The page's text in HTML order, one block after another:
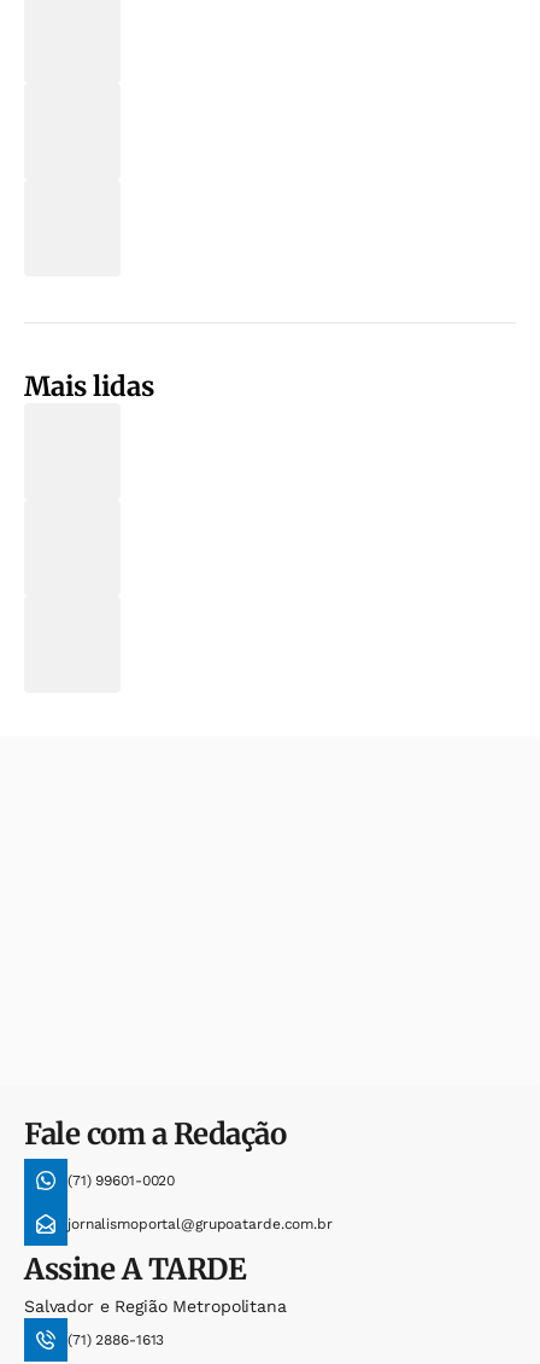
Mais lidas
Fale com a Redação
(71) 99601-0020
jornalismoportal@grupoatarde.com.br
AssineA TARDE
Salvador e Região Metropolitana
(71) 2886-1613